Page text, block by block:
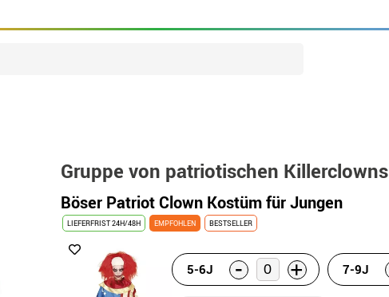
Gruppe von patriotischen Killerclowns
Böser Patriot Clown Kostüm für Jungen
LIEFERFRIST 24H/48H EMPFOHLEN BESTSELLER
5-6J - + 7-9J